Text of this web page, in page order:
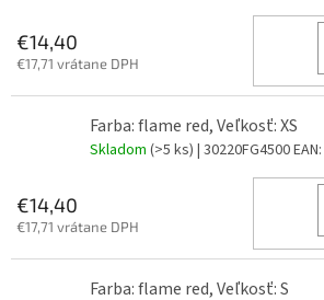
€14,40
€17,71 vrátane DPH
Farba: flame red, Veľkosť: XS
Skladom (>5 ks) | 30220FG4500EAN:
€14,40
€17,71 vrátane DPH
Farba: flame red, Veľkosť: S